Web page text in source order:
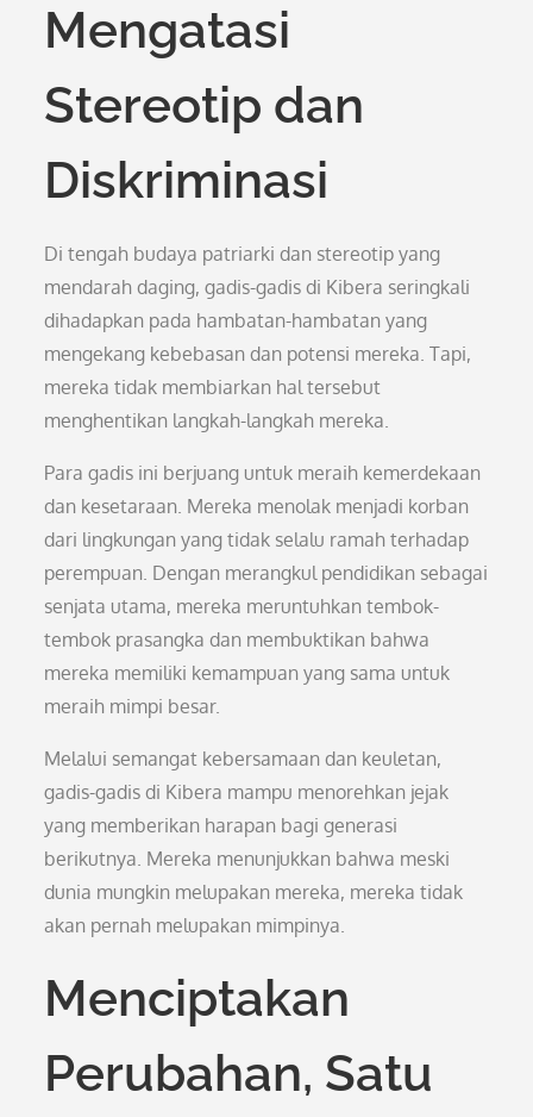
Mengatasi
Stereotip dan
Diskriminasi
Di tengah budaya patriarki dan stereotip yang
mendarah daging, gadis-gadis di Kibera seringkali
dihadapkan pada hambatan-hambatan yang
mengekang kebebasan dan potensi mereka. Tapi,
mereka tidak membiarkan hal tersebut
menghentikan langkah-langkah mereka.
Para gadis ini berjuang untuk meraih kemerdekaan
dan kesetaraan. Mereka menolak menjadi korban
dari lingkungan yang tidak selalu ramah terhadap
perempuan. Dengan merangkul pendidikan sebagai
senjata utama, mereka meruntuhkan tembok-
tembok prasangka dan membuktikan bahwa
mereka memiliki kemampuan yang sama untuk
meraih mimpi besar.
Melalui semangat kebersamaan dan keuletan,
gadis-gadis di Kibera mampu menorehkan jejak
yang memberikan harapan bagi generasi
berikutnya. Mereka menunjukkan bahwa meski
dunia mungkin melupakan mereka, mereka tidak
akan pernah melupakan mimpinya.
Menciptakan
Perubahan, Satu